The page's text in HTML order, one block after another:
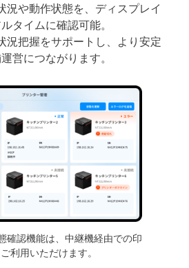
況や動作状態を、ディスプレイ
タイムに確認可能。
況把握をサポートし、より安定
営につながります。
確認機能は、中継機経由での印
利用いただけます。